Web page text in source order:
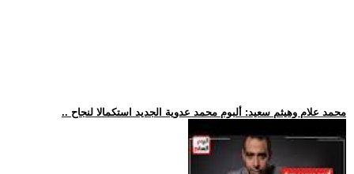
.. محمد علام وهيثم سعيد: ألبوم محمد عدوية الجديد استكمالا لنجاح